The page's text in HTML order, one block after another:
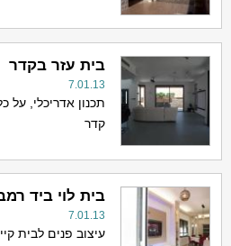
בית עזר בקדר
7.01.13
תכנון אדריכלי, על
קדר
בית לוי ביד
7.01.13
עיצוב פנים לבית